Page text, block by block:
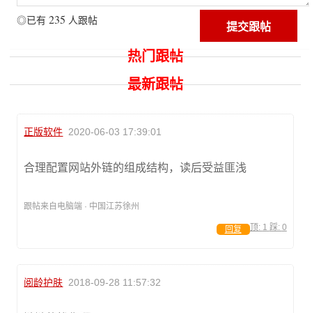
◎已有 235 人跟帖
热门跟帖
最新跟帖
正版软件 2020-06-03 17:39:01
合理配置网站外链的组成结构，读后受益匪浅
跟帖来自电脑端 · 中国江苏徐州
顶: 1 踩: 0
回复
阅龄护肤 2018-09-28 11:57:32